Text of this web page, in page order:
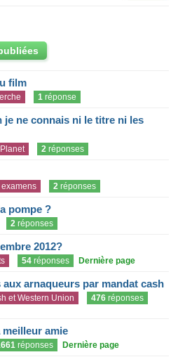
film
1 réponse
je ne connais ni le titre ni les
2 réponses
2 réponses
pompe ?
2 réponses
2012?
54 réponses Dernière page
arnaqueurs par mandat cash
et Western Union 476 réponses
amie
réponses Dernière page